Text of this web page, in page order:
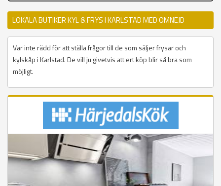
LOKALA BUTIKER KYL & FRYS I KARLSTAD MED OMNEJD
Var inte rädd för att ställa frågor till de som säljer frysar och
kylskåp i Karlstad. De vill ju givetvis att ert köp blir så bra som
möjligt.